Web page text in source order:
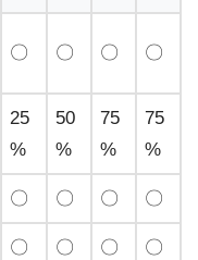
〇 〇 〇 〇
25
%
50
%
75
%
75
%
〇 〇 〇 〇
〇 〇 〇 〇